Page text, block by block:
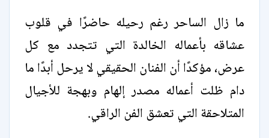
ما زال الساحر رغم رحيله حاضرًا في قلوب
عشاقه بأعماله الخالدة التي تتجدد مع كل
عرض، مؤكدًا أن الفنان الحقيقي لا يرحل أبدًا ما
دام ظلت أعماله مصدر إلهام وبهجة للأجيال
المتلاحقة التي تعشق الفن الراقي.